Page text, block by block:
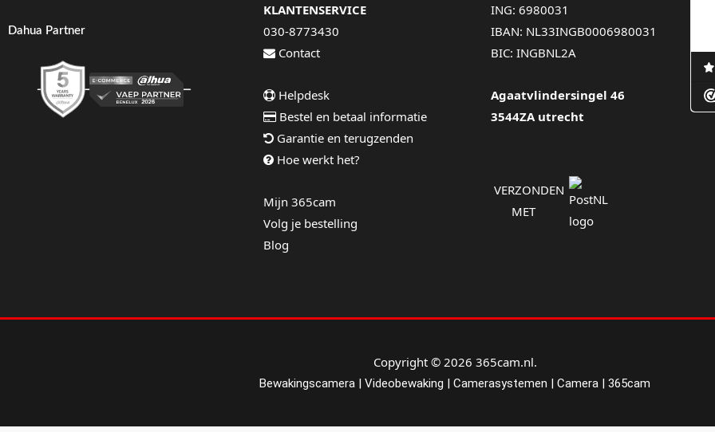
Dahua Partner
KLANTENSERVICE
030-8773430
Contact
Helpdesk
Bestel en betaal informatie
Garantie en terugzenden
Hoe werkt het?
Mijn 365cam
Volg je bestelling
Blog
ING: 6980031
IBAN: NL33INGB0006980031
BIC: INGBNL2A
Agaatvlindersingel 46
3544ZA utrecht
VERZONDEN
MET
Copyright © 2026 365cam.nl.
Bewakingscamera | Videobewaking | Camerasystemen | Camera | 365cam